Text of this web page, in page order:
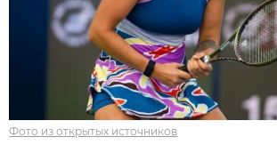
Фото из открытых источников